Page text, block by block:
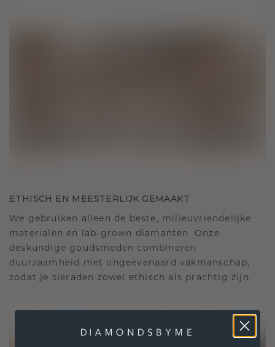
ETHISCH EN MEESTERLIJK GEMAAKT
We gebruiken alleen de beste, milieuvriendelijke
materialen en lab-grown diamanten. Onze
deskundige goudsmeden combineren
duurzaamheid met ongeëvenaard vakmanschap,
zodat je sieraden zowel ethisch als prachtig zijn.